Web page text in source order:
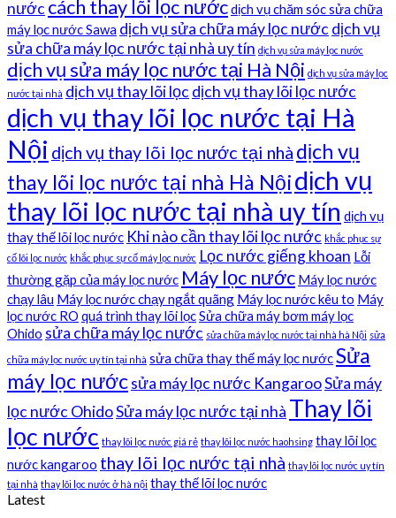
nước cách thay lõi lọc nướcdịch vụ chăm sóc sửa chữa
máy lọc nước Sawa dịch vụ sửa chữa máy lọc nước dịch vụ
sửa chữa máy lọc nước tại nhà uy tín dịch vụ sửa máy lọc nước
dịch vụ sửa máy lọc nước tại Hà Nội dịch vụ sửa máy lọc
nước tại nhà dịch vụ thay lõi lọc dịch vụ thay lõi lọc nước
dịch vụ thay lõi lọc nước tại Hà
Nội dịch vụ thay lõi lọc nước tại nhà dịch vụ
thay lõi lọc nước tại nhà Hà Nộidịch vụ
thay lõi lọc nước tại nhà uy tín dịch vụ
thay thế lõi lọc nước Khi nào cần thay lõi lọc nước khắc phục sự
cố lõi lọc nước khắc phục sự cố máy lọc nước Lọc nước giếng khoan Lỗi
thường gặp của máy lọc nước Máy lọc nước Máy lọc nước
chạy lâu Máy lọc nước chạy ngắt quãng Máy lọc nước kêu to Máy
lọc nước RO quá trình thay lõi lọcSửa chữa máy bơm máy lọc
Ohido sửa chữa máy lọc nước sửa chữa máy lọc nước tại nhà hà Nội sửa
chữa máy lọc nước uy tín tại nhà sửa chữa thay thế máy lọc nướcSửa
máy lọc nướcsửa máy lọc nước KangarooSửa máy
lọc nước OhidoSửa máy lọc nước tại nhà Thay lõi
lọc nước thay lõi lọc nước giá rẻ thay lõi lọc nước haohsing thay lõi lọc
nước kangaroo thay lõi lọc nước tại nhà thay lõi lọc nước uy tín
tại nhà thay lõi lọc nước ở hà nội thay thế lõi lọc nước
Latest